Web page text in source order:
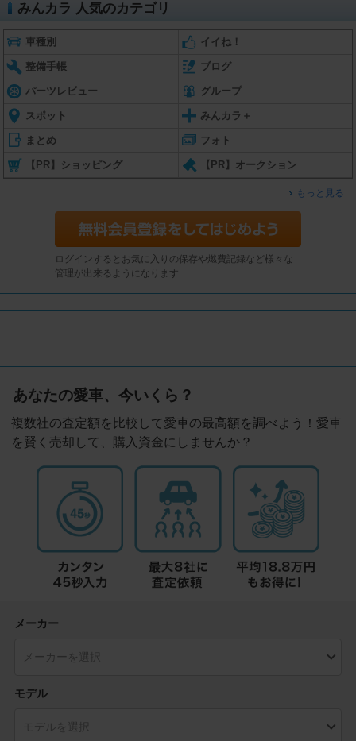
みんカラ 人気のカテゴリ
車種別 イイね！
整備手帳 ブログ
パーツレビュー グループ
スポット みんカラ＋
まとめ フォト
【PR】ショッピング 【PR】オークション
もっと見る
ログインするとお気に入りの保存や燃費記録など様々な
管理が出来るようになります
あなたの愛車、今いくら？
複数社の査定額を比較して愛車の最高額を調べよう！愛車
を賢く売却して、購入資金にしませんか？
メーカー
モデル